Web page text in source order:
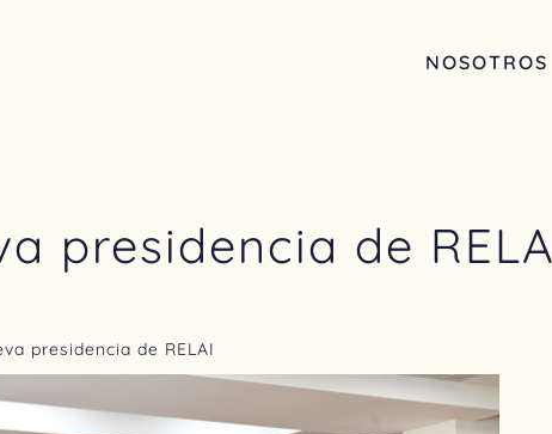
NOSOTROS
presidencia de
presidencia de RELAI